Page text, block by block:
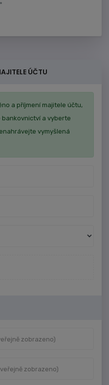
ÚČTU
a příjmení majitele účtu,
a vyberte
vymyšlená